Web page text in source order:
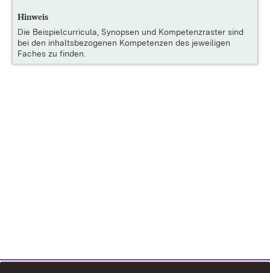
Hinweis
Die Beispielcurricula, Synopsen und Kompetenzraster sind
bei den inhaltsbezogenen Kompetenzen des jeweiligen
Faches zu finden.